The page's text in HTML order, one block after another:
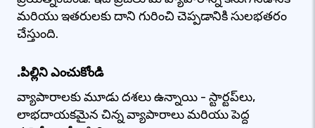
మరియు ఇతరులకు దాని గురించి చెప్పడానికి సులభతరం
చేస్తుంది.
.పిల్లిని ఎంచుకోండి
వ్యాపారాలకు మూడు దశలు ఉన్నాయి - స్టార్టప్‌లు,
లాభదాయకమైన చిన్న వ్యాపారాలు మరియు పెద్ద